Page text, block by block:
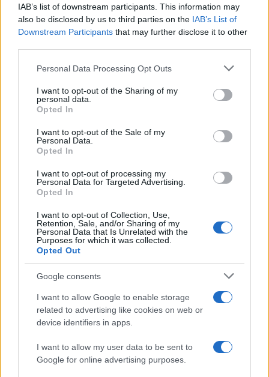
IAB’s list of downstream participants. This information may
also be disclosed by us to third parties on the IAB’s List of
Downstream Participants that may further disclose it to other
Please note that this website/app uses one or more Google
not limited to your visit or usage behaviour. You may click to
grant or deny consent to Google and its third-party tags to
use your data for below specified purposes in below Google
consent section.
Personal Data Processing Opt Outs
I want to opt-out of the Sharing of my
personal data.
Opted In
I want to opt-out of the Sale of my
Personal Data.
Opted In
I want to opt-out of processing my
Personal Data for Targeted Advertising.
Opted In
I want to opt-out of Collection, Use,
Retention, Sale, and/or Sharing of my
Personal Data that Is Unrelated with the
Purposes for which it was collected.
Opted Out
Google consents
I want to allow Google to enable storage
related to advertising like cookies on web or
device identifiers in apps.
I want to allow my user data to be sent to
Google for online advertising purposes.